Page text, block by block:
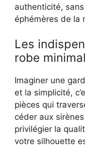
authenticité,
éphémères de la
Les
robe
Imaginer une
et la simplicité,
pièces qui
céder aux
privilégier la
votre silhouette